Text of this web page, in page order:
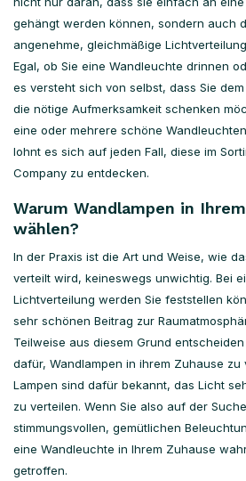
gehängt werden können, sondern auch
angenehme, gleichmäßige
Egal, ob Sie eine Wandleuchte drinnen
es versteht sich von selbst, dass Sie
die nötige Aufmerksamkeit schenken
eine oder mehrere schöne
lohnt es sich auf jeden Fall, diese im
Company zu entdecken.
Warum Wandlampen in
wählen?
In der Praxis ist die Art und Weise, wie
verteilt wird, keineswegs unwichtig. Bei
Lichtverteilung werden Sie feststellen
sehr schönen Beitrag zur
Teilweise aus diesem Grund
dafür, Wandlampen in ihrem Zuhause zu
Lampen sind dafür bekannt, das Licht
zu verteilen. Wenn Sie also auf der
stimmungsvollen, gemütlichen
eine Wandleuchte in Ihrem Zuhause
getroffen.